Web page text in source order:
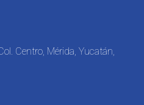
Centro, Mérida, Yucatán,